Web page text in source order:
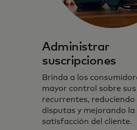
Administrar
suscripciones
Brinda a los
mayor control sobre
recurrentes, reduciendo
disputas y mejorando la
satisfacción del cliente.